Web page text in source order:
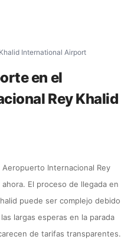
International Airport
en el
Rey Khalid
Internacional Rey
El proceso de llegada en
puede ser complejo debido
largas esperas en la parada
de tarifas transparentes.